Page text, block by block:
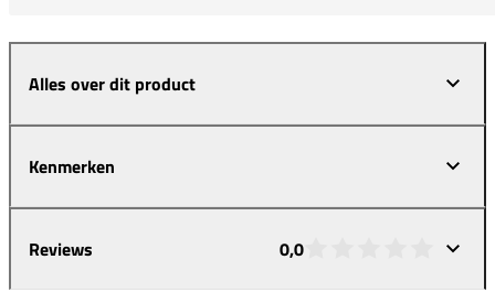
Alles over dit product
Kenmerken
Reviews 0,0